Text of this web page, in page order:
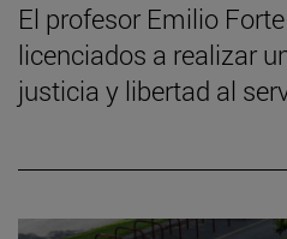
El profesor Emilio
licenciados a realizar
justicia y libertad al